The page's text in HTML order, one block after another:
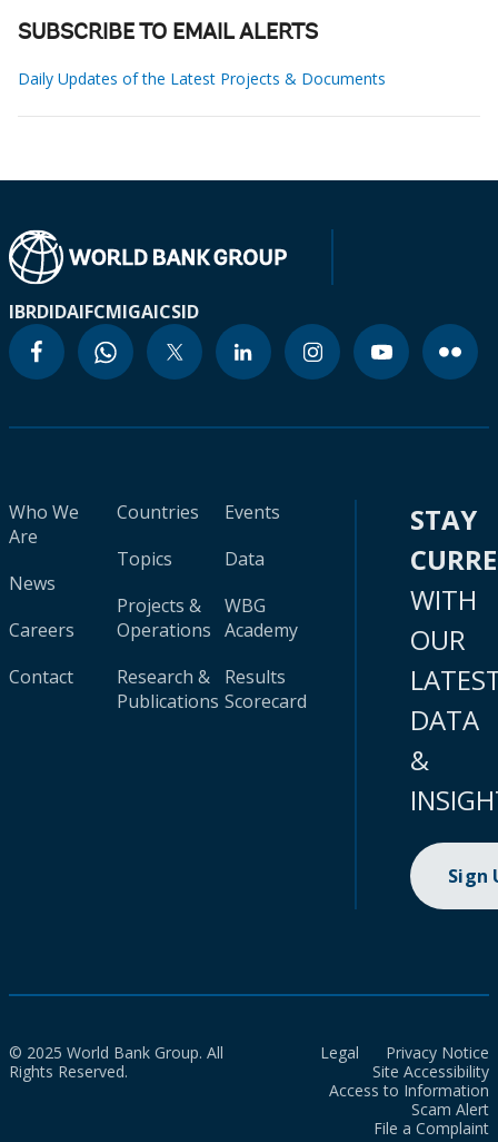
SUBSCRIBE TO EMAIL ALERTS
Daily Updates of the Latest Projects & Documents
IBRDIDAIFCMIGAICSID
Who We
Are
News
Careers
Contact
Countries
Topics
Projects &
Operations
Research &
Publications
Events
Data
WBG
Academy
Results
Scorecard
STAY
WITH
OUR
DATA
&
Sign
© 2025 World Bank Group. All
Rights Reserved.
Legal
Privacy Notice
Site Accessibility
Access to Information
Scam Alert
File a Complaint